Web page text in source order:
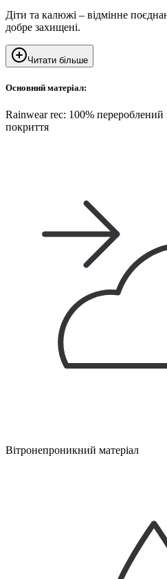
Діти та калюжі – відмінне
добре захищені.
Читати більше
Основний матеріал:
Rainwear rec: 100% перероблений
покриття
Вітронепроникний матеріал